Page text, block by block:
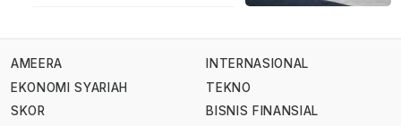
AMEERA
EKONOMI SYARIAH
SKOR
INTERNASIONAL
TEKNO
BISNIS FINANSIAL